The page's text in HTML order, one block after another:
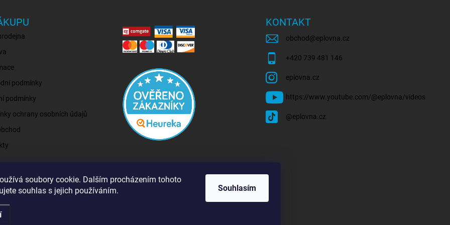
soubory cookie. Dalším procházením tohoto
souhlas s jejich používáním.
Souhlasím
podmínky
podmínky
ochrany osobních údajů
KONTAKT
obchod @eplovna.cz
+420 739 481 146
eplovna.cz
https://www.youtube.com/@eplovna/videos
@eplovna.cz